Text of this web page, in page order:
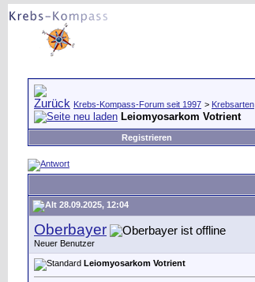
Krebs-Kompass-Forum seit 1997 > Krebsarten
Leiomyosarkom Votrient
Registrieren
28.09.2025, 12:04
Oberbayer
Neuer Benutzer
Leiomyosarkom Votrient